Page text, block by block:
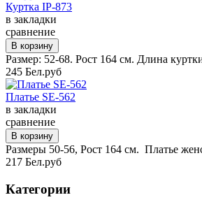
Куртка IP-873
в закладки
сравнение
Размер: 52-68. Рост 164 см. Длина
245 Бел.руб
Платье SE-562
в закладки
сравнение
Размеры 50-56, Рост 164 см. Платье
217 Бел.руб
Категории